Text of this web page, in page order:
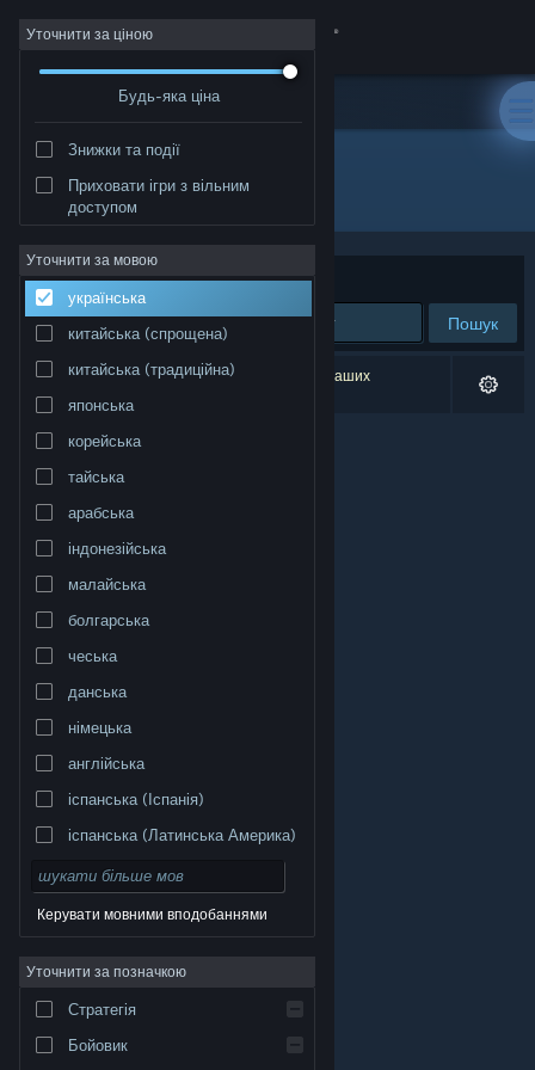
Увійти
Крамниця
Інформація
Підтримка
Змінити мову
Переглянути повну версію
© Valve Corporation. Усі права захищено. Усі
Юридична інформація
підписника Steam
cookie
Уточнити за ціною
Будь-яка ціна
Знижки та події
Приховати ігри з вільним
доступом
Уточнити за мовою
українська
китайська (спрощена)
китайська (традиційна)
японська
корейська
тайська
арабська
індонезійська
малайська
болгарська
чеська
данська
німецька
англійська
іспанська (Іспанія)
іспанська (Латинська Америка)
Керувати мовними вподобаннями
Уточнити за позначкою
Стратегія
Бойовик
Розробник: Zombie cat
Упорядкувати за доречністю
Пошук
Результатів вашого пошуку: 0. Відповідно до ваших
уподобань було виключено 1 найменування.